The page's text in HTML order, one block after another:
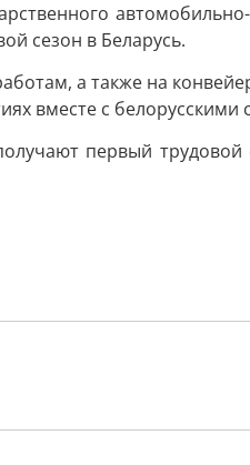
сезон в Беларусь.
а также на
вместе с белорусскими
первый